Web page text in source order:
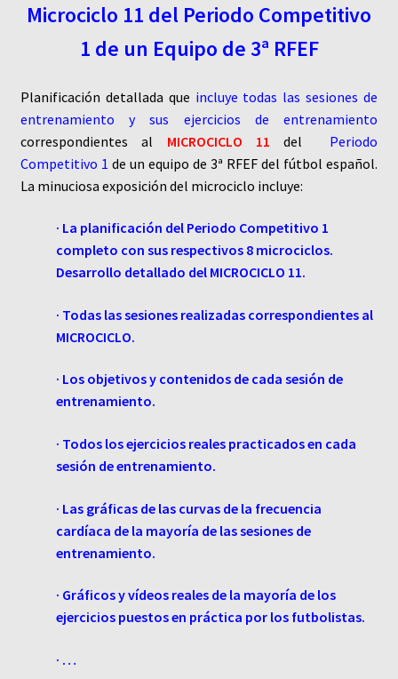
Microciclo 11 del Periodo Competitivo
1 de un Equipo de 3ª RFEF
Planificación detallada que incluye todas las sesiones de
entrenamiento y sus ejercicios de entrenamiento
correspondientes al MICROCICLO 11 del Periodo
Competitivo 1 de un equipo de 3ª RFEF del fútbol español.
La minuciosa exposición del microciclo incluye:
· La planificación del Periodo Competitivo 1
completo con sus respectivos 8 microciclos.
Desarrollo detallado del MICROCICLO 11.
· Todas las sesiones realizadas correspondientes al
MICROCICLO.
· Los objetivos y contenidos de cada sesión de
entrenamiento.
· Todos los ejercicios reales practicados en cada
sesión de entrenamiento.
· Las gráficas de las curvas de la frecuencia
cardíaca de la mayoría de las sesiones de
entrenamiento.
· Gráficos y vídeos reales de la mayoría de los
ejercicios puestos en práctica por los futbolistas.
· …